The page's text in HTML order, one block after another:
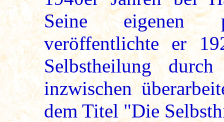
Seine eigenen
veröffentlichte er
Selbstheilung durch
inzwischen
dem Titel "Die